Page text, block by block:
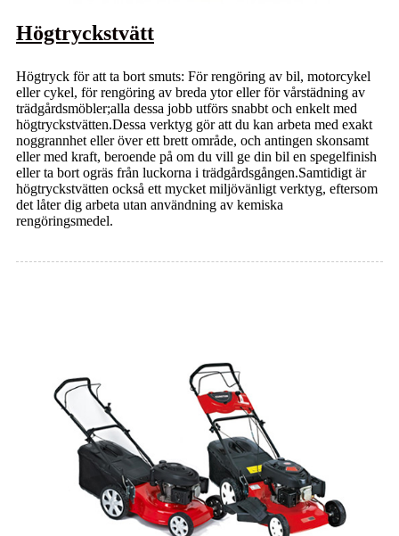
Högtryckstvätt
Högtryck för att ta bort smuts: För rengöring av bil, motorcykel
eller cykel, för rengöring av breda ytor eller för vårstädning av
trädgårdsmöbler;alla dessa jobb utförs snabbt och enkelt med
högtryckstvätten.Dessa verktyg gör att du kan arbeta med exakt
noggrannhet eller över ett brett område, och antingen skonsamt
eller med kraft, beroende på om du vill ge din bil en spegelfinish
eller ta bort ogräs från luckorna i trädgårdsgången.Samtidigt är
högtryckstvätten också ett mycket miljövänligt verktyg, eftersom
det låter dig arbeta utan användning av kemiska
rengöringsmedel.